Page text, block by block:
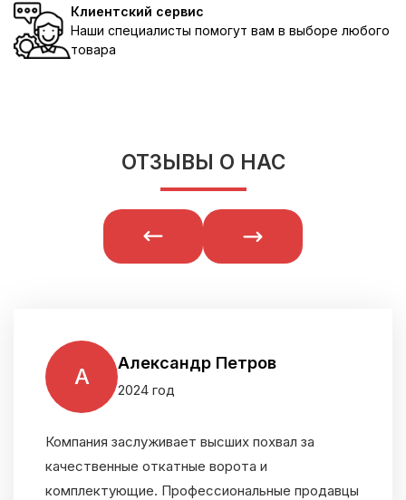
Клиентский сервис
Наши специалисты помогут вам в выборе любого
товара
ОТЗЫВЫ О НАС
А
Александр Петров
2024 год
Компания заслуживает высших похвал за
качественные откатные ворота и
комплектующие. Профессиональные продавцы